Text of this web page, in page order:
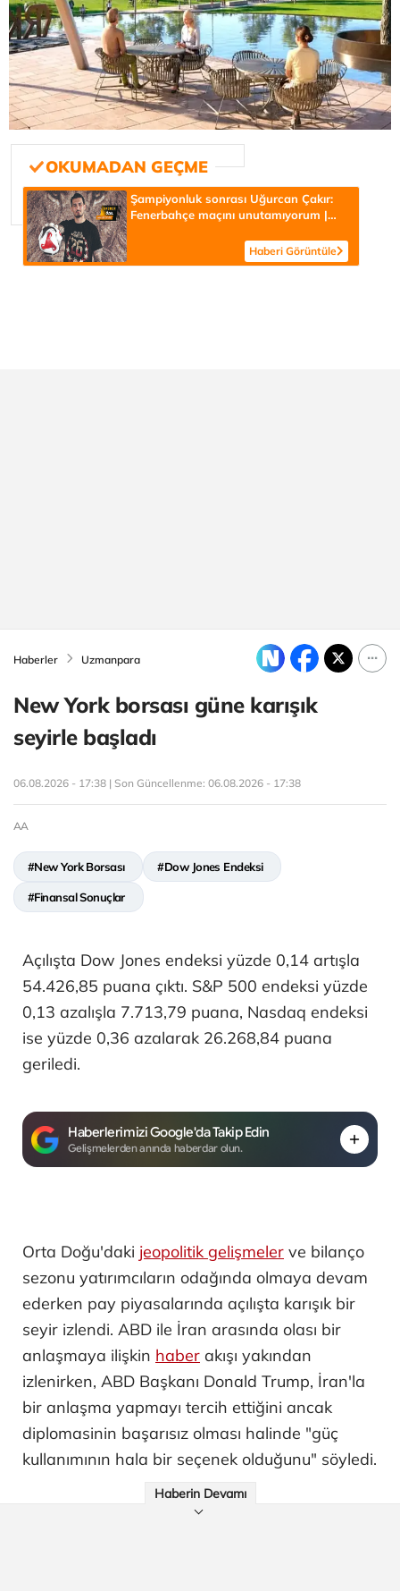
Şampiyonluk sonrası Uğurcan Çakır:
Fenerbahçe maçını unutamıyorum |
Haberi Görüntüle
Haberler Uzmanpara
New York borsası güne karışık
seyirle başladı
06.08.2026 - 17:38 | Son Güncellenme: 06.08.2026 - 17:38
AA
#New York Borsası #Dow Jones Endeksi
#Finansal Sonuçlar
Açılışta Dow Jones endeksi yüzde 0,14 artışla
54.426,85 puana çıktı. S&P 500 endeksi yüzde
0,13 azalışla 7.713,79 puana, Nasdaq endeksi
ise yüzde 0,36 azalarak 26.268,84 puana
geriledi.
Haberlerimizi Google'da Takip Edin
Gelişmelerden anında haberdar olun.
Orta Doğu'daki jeopolitik gelişmeler ve bilanço
sezonu yatırımcıların odağında olmaya devam
ederken pay piyasalarında açılışta karışık bir
seyir izlendi. ABD ile İran arasında olası bir
anlaşmaya ilişkin haber akışı yakından
izlenirken, ABD Başkanı Donald Trump, İran'la
bir anlaşma yapmayı tercih ettiğini ancak
diplomasinin başarısız olması halinde "güç
kullanımının hala bir seçenek olduğunu" söyledi.
Haberin Devamı